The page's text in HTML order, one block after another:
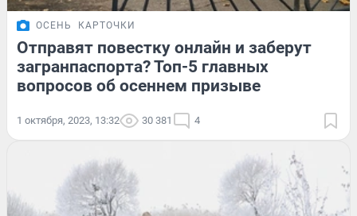
ОСЕНЬ КАРТОЧКИ
Отправят повестку онлайн и заберут
загранпаспорта? Топ-5 главных
вопросов об осеннем призыве
1 октября, 2023, 13:32 30 381 4